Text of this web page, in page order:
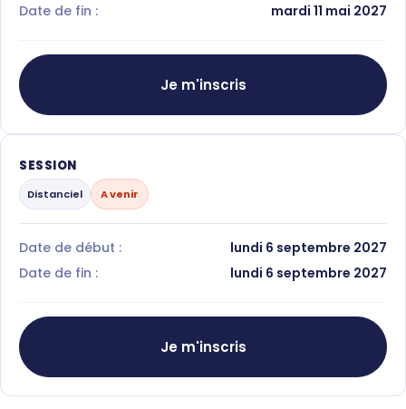
Date de fin :
mardi 11 mai 2027
Je m'inscris
SESSION
Distanciel A venir
Date de début :
lundi 6 septembre 2027
Date de fin :
lundi 6 septembre 2027
Je m'inscris